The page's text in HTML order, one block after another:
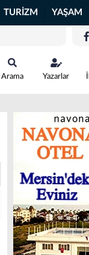
TURİZM YAŞAM
Arama Yazarlar